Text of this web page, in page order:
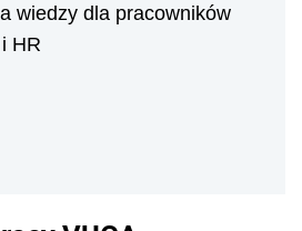
wiedzy dla pracowników
HR